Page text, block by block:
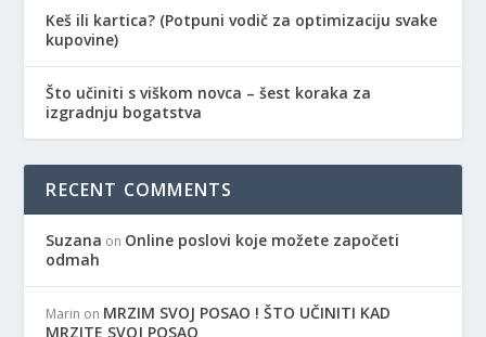
Keš ili kartica? (Potpuni vodič za optimizaciju svake
kupovine)
Što učiniti s viškom novca – šest koraka za
izgradnju bogatstva
RECENT COMMENTS
Suzana on Online poslovi koje možete započeti
odmah
Marin on MRZIM SVOJ POSAO ! ŠTO UČINITI KAD
MRZITE SVOJ POSAO